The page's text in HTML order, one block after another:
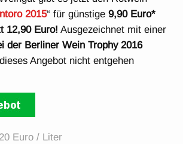
2015“ für günstige9,90 Euro*
12,90 Euro! Ausgezeichnet mit einer
der Berliner Wein Trophy 2016
Angebot nicht entgehen
Euro / Liter